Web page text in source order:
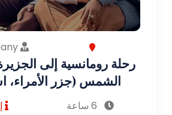
رحلة رومانسية إلى
الشمس (جزر الأمراء،